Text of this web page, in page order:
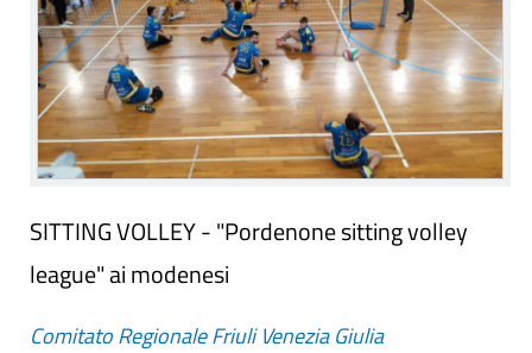
SITTING VOLLEY - "Pordenone sitting volley
league" ai modenesi
Comitato Regionale Friuli Venezia Giulia